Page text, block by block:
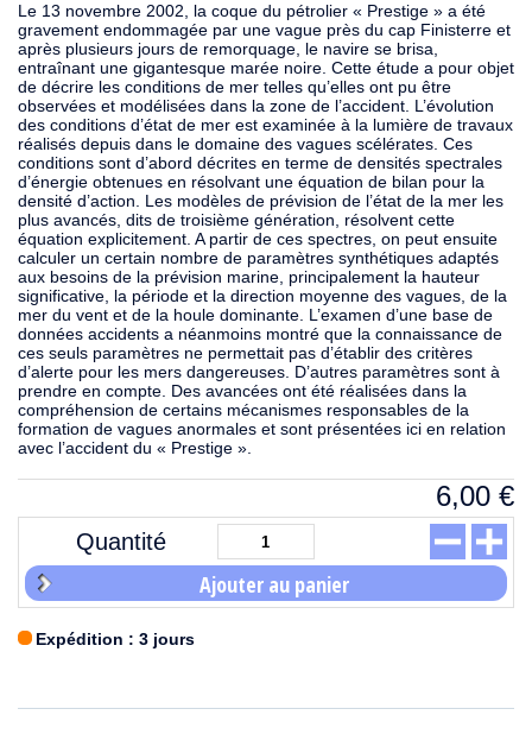
Le 13 novembre 2002, la coque du pétrolier « Prestige » a été
gravement endommagée par une vague près du cap Finisterre et
après plusieurs jours de remorquage, le navire se brisa,
entraînant une gigantesque marée noire. Cette étude a pour objet
de décrire les conditions de mer telles qu’elles ont pu être
observées et modélisées dans la zone de l’accident. L’évolution
des conditions d’état de mer est examinée à la lumière de travaux
réalisés depuis dans le domaine des vagues scélérates. Ces
conditions sont d’abord décrites en terme de densités spectrales
d’énergie obtenues en résolvant une équation de bilan pour la
densité d’action. Les modèles de prévision de l’état de la mer les
plus avancés, dits de troisième génération, résolvent cette
équation explicitement. A partir de ces spectres, on peut ensuite
calculer un certain nombre de paramètres synthétiques adaptés
aux besoins de la prévision marine, principalement la hauteur
significative, la période et la direction moyenne des vagues, de la
mer du vent et de la houle dominante. L’examen d’une base de
données accidents a néanmoins montré que la connaissance de
ces seuls paramètres ne permettait pas d’établir des critères
d’alerte pour les mers dangereuses. D’autres paramètres sont à
prendre en compte. Des avancées ont été réalisées dans la
compréhension de certains mécanismes responsables de la
formation de vagues anormales et sont présentées ici en relation
avec l’accident du « Prestige ».
6,00 €
Quantité
Ajouter au panier
Expédition : 3 jours